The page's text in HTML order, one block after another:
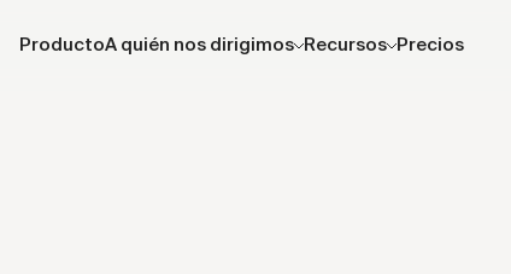
ProductoA quién nos dirigimos Recursos Precios